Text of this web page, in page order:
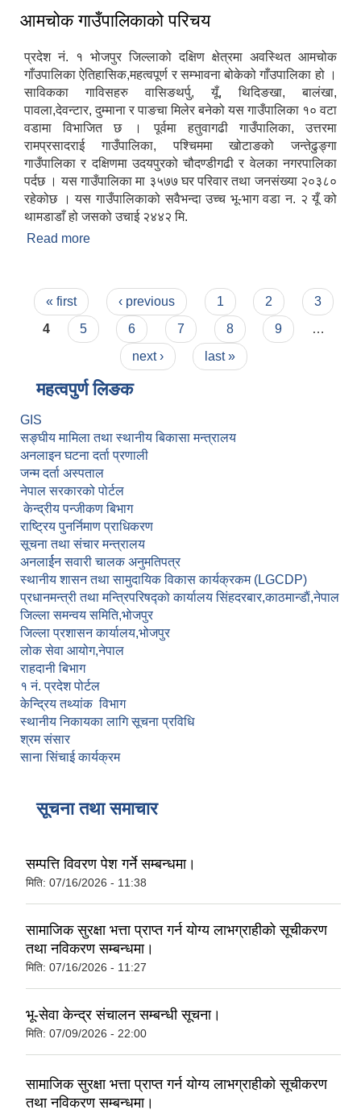
आमचोक गाउँपालिकाको परिचय
प्रदेश नं. १ भोजपुर जिल्लाको दक्षिण क्षेत्रमा अवस्थित आमचोक
गाँउपालिका ऐतिहासिक,महत्वपूर्ण र सम्भावना बोकेको गाँउपालिका हो ।
साविकका गाविसहरु वासिङथर्पु, यूँ, थिदिङखा, बालंखा,
पावला,देवन्टार, दुम्माना र पाङचा मिलेर बनेको यस गाउँपालिका १० वटा
वडामा विभाजित छ । पूर्वमा हतुवागढी गाउँपालिका, उत्तरमा
रामप्रसादराई गाउँपालिका, पश्चिममा खोटाङको जन्तेढुङ्गा
गाउँपालिका र दक्षिणमा उदयपुरको चौदण्डीगढी र वेलका नगरपालिका
पर्दछ । यस गाउँपालिका मा ३५७७ घर परिवार तथा जनसंख्या २०३८०
रहेकोछ । यस गाउँपालिकाको सवैभन्दा उच्च भू-भाग वडा न‌. २ यूँ को
थामडाडाँ हो जसको उचाई २४४२ मि.
Read more
Pages
« first ‹ previous 1 2
3
4
5 6 7 8 9
…
next ›
last »
महत्वपुर्ण लि‌‌ङक
GIS
सङ्घीय मामिला तथा स्थानीय बिकासा मन्त्रालय
अनलाइन घटना दर्ता प्रणाली
जन्म दर्ता अस्पताल
नेपाल सरकारको पोर्टल
केन्द्रीय पन्जीकण बिभाग
राष्ट्रिय पुनर्निमाण प्राधिकरण
सूचना तथा संचार मन्त्रालय
अनलार्ईन सवारी चालक अनुमतिपत्र
स्थानीय शासन तथा सामुदायिक विकास कार्यक्रकम (LGCDP)
प्रधानमन्त्री तथा मन्त्रिपरिषद्को कार्यालय सिंहदरबार,काठमान्डाैं,नेपाल
जिल्ला समन्वय समिति,भोजपुर
जिल्ला प्रशासन कार्यालय,भोजपुर
लोक सेवा आयोग,नेपाल
राहदानी बिभाग
१ नं. प्रदेश पोर्टल
केन्द्रिय तथ्यांक विभाग
स्थानीय निकायका लागि सूचना प्रविधि
श्रम संसार
साना सिंचाई कार्यक्रम
सूचना तथा समाचार
सम्पत्ति विवरण पेश गर्ने सम्बन्धमा।
मिति: 07/16/2026 - 11:38
सामाजिक सुरक्षा भत्ता प्राप्‍त गर्न योग्य लाभग्राहीको सूचीकरण
तथा नविकरण सम्बन्धमा।
मिति: 07/16/2026 - 11:27
भू-सेवा केन्द्र संचालन सम्बन्धी सूचना।
मिति: 07/09/2026 - 22:00
सामाजिक सुरक्षा भत्ता प्राप्‍त गर्न योग्य लाभग्राहीको सूचीकरण
तथा नविकरण सम्बन्धमा।